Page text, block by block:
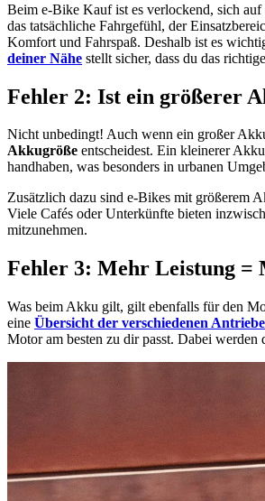
Beim e-Bike Kauf ist es verlockend, sich
das tatsächliche Fahrgefühl, der
Komfort und Fahrspaß. Deshalb ist es
deiner Nähe stellt sicher, dass du das
Fehler 2: Ist ein größerer
Nicht unbedingt! Auch wenn ein großer
Akkugröße entscheidest. Ein kleinerer
handhaben, was besonders in urbanen
Zusätzlich dazu sind e-Bikes mit größerem
Viele Cafés oder Unterkünfte bieten
mitzunehmen.
Fehler 3: Mehr Leistung =
Was beim Akku gilt, gilt ebenfalls für den
eine Übersicht der verschiedenen Antriebe
Motor am besten zu dir passt. Dabei